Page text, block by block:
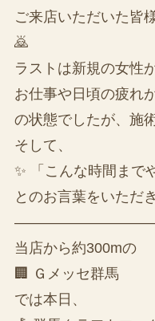
ご来店いただいた皆
🙇
ラストは新規の女性
お仕事や日頃の疲れ
の状態でしたが、施
そして、
✨ 「こんな時間まで
とのお言葉をいただ
当店から約300mの
🏢 Ｇメッセ群馬
では本日、